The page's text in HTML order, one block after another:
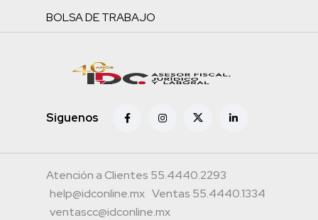
BOLSA DE TRABAJO
Siguenos
Atención a Clientes 55.4440.2293
help@idconline.mx Ventas 55.4440.1334
ventascc@idconline.mx